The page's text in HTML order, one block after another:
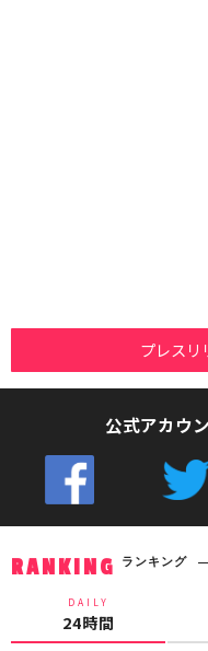
プレスリ
公式アカウ
RANKING ランキング
DAILY
24時間